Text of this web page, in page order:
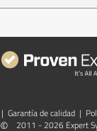
| Garantía de calidad |
©
2011 - 2026 Expert